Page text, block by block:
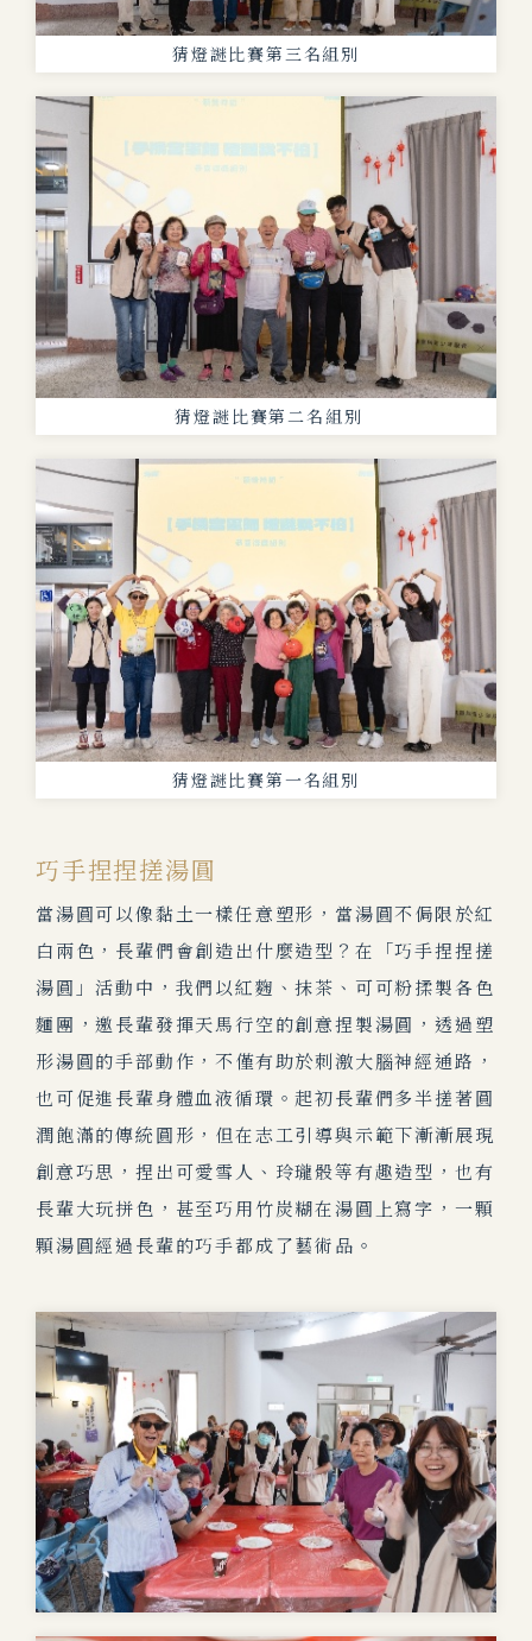
猜燈謎比賽第三名組別
猜燈謎比賽第二名組別
猜燈謎比賽第一名組別
巧手捏捏搓湯圓
當湯圓可以像黏土一樣任意塑形，當湯圓不侷限於紅
白兩色，長輩們會創造出什麼造型？在「巧手捏捏搓
湯圓」活動中，我們以紅麴、抹茶、可可粉揉製各色
麵團，邀長輩發揮天馬行空的創意捏製湯圓，透過塑
形湯圓的手部動作，不僅有助於刺激大腦神經通路，
也可促進長輩身體血液循環。起初長輩們多半搓著圓
潤飽滿的傳統圓形，但在志工引導與示範下漸漸展現
創意巧思，捏出可愛雪人、玲瓏骰等有趣造型，也有
長輩大玩拼色，甚至巧用竹炭糊在湯圓上寫字，一顆
顆湯圓經過長輩的巧手都成了藝術品。